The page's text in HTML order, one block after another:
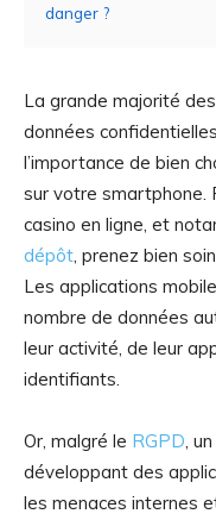
danger ?
La grande majorité
données
l’importance de bien
sur votre smartphone.
casino en ligne, et
dépôt , prenez bien
Les applications
nombre de données
leur activité, de leur
identifiants.
Or, malgré le RGPD ,
développant des
les menaces internes